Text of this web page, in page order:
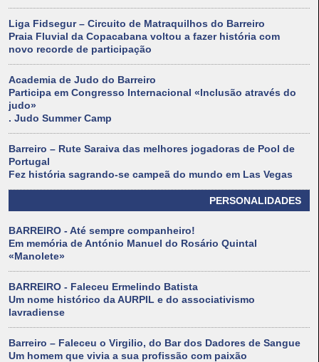
Liga Fidsegur – Circuito de Matraquilhos do Barreiro
Praia Fluvial da Copacabana voltou a fazer história com
novo recorde de participação
Academia de Judo do Barreiro
Participa em Congresso Internacional «Inclusão através do
judo»
. Judo Summer Camp
Barreiro – Rute Saraiva das melhores jogadoras de Pool de
Portugal
Fez história sagrando-se campeã do mundo em Las Vegas
PERSONALIDADES
BARREIRO - Até sempre companheiro!
Em memória de António Manuel do Rosário Quintal
«Manolete»
BARREIRO - Faleceu Ermelindo Batista
Um nome histórico da AURPIL e do associativismo
lavradiense
Barreiro – Faleceu o Virgilio, do Bar dos Dadores de Sangue
Um homem que vivia a sua profissão com paixão